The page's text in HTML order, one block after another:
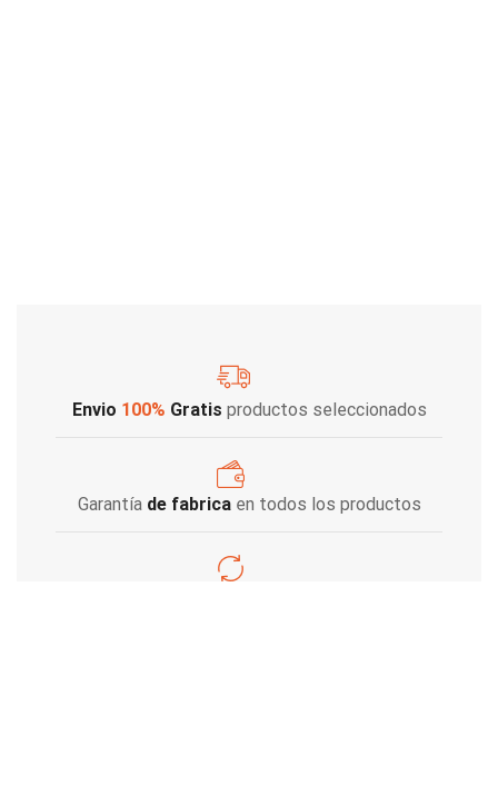
Envio 100% Gratis productos seleccionados
Garantía de fabricaen todos los productos